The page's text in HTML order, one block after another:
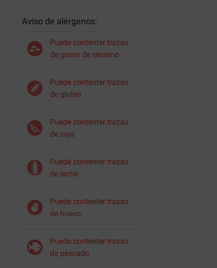
Aviso de alérgenos:
Puede contenter trazas
de grano de sésamo
Puede contenter trazas
de gluten
Puede contenter trazas
de soja
Puede contenter trazas
de leche
Puede contenter trazas
de huevo
Puede contenter trazas
de pescado